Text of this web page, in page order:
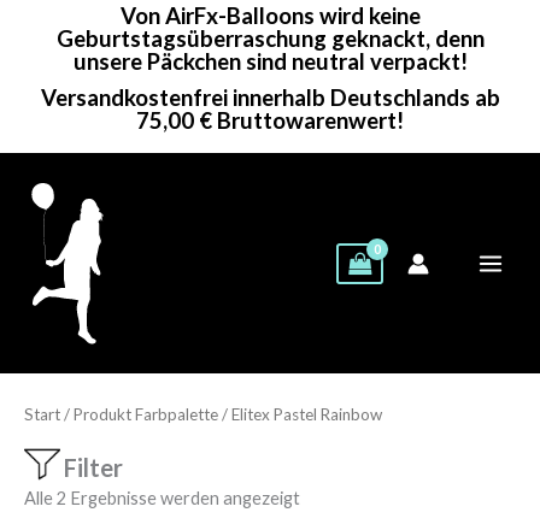
Von AirFx-Balloons wird keine
Geburtstagsüberraschung geknackt, denn
unsere Päckchen sind neutral verpackt!
Versandkostenfrei innerhalb Deutschlands ab
75,00 € Bruttowarenwert!
Start/ Produkt Farbpalette / Elitex Pastel Rainbow
Filter
Alle 2 Ergebnisse werden angezeigt